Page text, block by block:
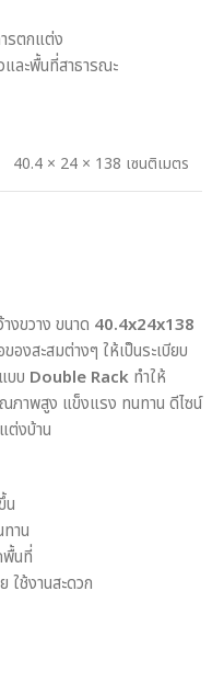
รตกแต่ง
และพื้นที่สาธารณะ
40.4 × 24 × 138 เซนติเมตร
งขวาง ขนาด 40.4x24x138
องสะสมต่างๆ ให้เป็นระเบียบ
บบ Double Rack ทำให้
ภาพสูง แข็งแรง ทนทาน ดีไซน์
ต่งบ้าน
น
าน
พื้นที่
ใช้งานสะดวก